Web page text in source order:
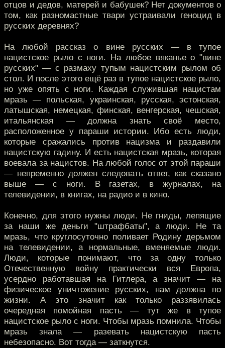
отцов и дедов, матерей и бабушек? Нет документов о
том, как разномастные твари устраивали геноцид в
русских деревнях?
На любой рассказ о вине русских — в тупое
нацистское рыло с ноги. На любое вяканье о "вине
русских" — с размаху тупым нацистским рылом об
стол. И после этого ещё раз в тупое нацистское рыло,
но уже опять с ноги. Каждая служившая нацистам
мразь — польская, украинская, русская, эстонская,
латышская, немецкая, финская, венгерская, чешская,
итальянская — должна знать своё место,
расположенное у параши истории. Ибо есть люди,
которые сражались против нацизма и раздавили
нацистскую гадину. И есть нацистская мразь, которая
воевала за нацистов. На любой голос от этой параши
— непременно должен следовать ответ, как сказано
выше — с ноги. В газетах, в журналах, на
телевидении, в книгах, на радио и в кино.
Конечно, для этого нужны люди. Не гниды, лепящие
за наши же деньги "штрафбаты", а люди. Не та
мразь, что круглосуточно поливает Родину дерьмом
на телевидении, а нормальные, вменяемые люди.
Люди, которые понимают, что за одну только
Отечественную войну практически вся Европа,
усердно работавшая на Гитлера, а значит — на
физическое уничтожение русских, нам должна по
жизни. А это значит как только раззявилась
очередная помойная пасть — тут же в тупое
нацистское рыло с ноги. Чтобы мразь помнила. Чтобы
мразь знала — разевать нацистскую пасть
небезопасно. Вот тогда — заткнутся.